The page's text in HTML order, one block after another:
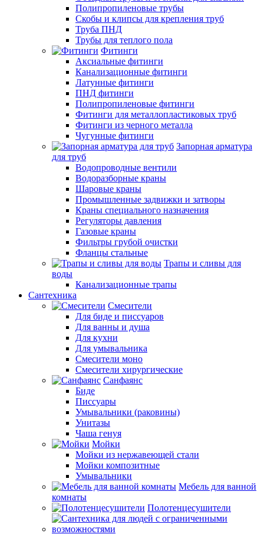
Полипропиленовые трубы
Скобы и клипсы для крепления труб
Труба ПНД
Трубы для теплого пола
Фитинги
Аксиальные фитинги
Канализационные фитинги
Латунные фитинги
ПНД фитинги
Полипропиленовые фитинги
Фитинги для металлопластиковых труб
Фитинги из черного металла
Чугунные фитинги
Запорная арматура
для труб
Водопроводные вентили
Водоразборные краны
Шаровые краны
Промышленные задвижки и затворы
Краны специального назначения
Регуляторы давления
Газовые краны
Фильтры грубой очистки
Фланцы стальные
Трапы и сливы для
воды
Канализационные трапы
Сантехника
Смесители
Для биде и писсуаров
Для ванны и душа
Для кухни
Для умывальника
Смесители моно
Смесители хирургические
Санфаянс
Биде
Писсуары
Умывальники (раковины)
Унитазы
Чаша генуя
Мойки
Мойки из нержавеющей стали
Мойки композитные
Умывальники
Мебель для ванной
комнаты
Полотенцесушители